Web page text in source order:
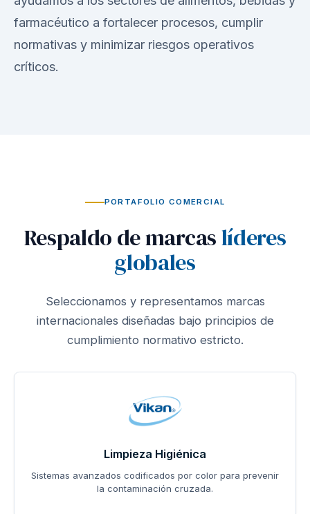
farmacéutico a fortalecer procesos, cumplir
normativas y minimizar riesgos operativos
críticos.
PORTAFOLIO COMERCIAL
Respaldo de marcaslíderes
globales
Seleccionamos y representamos marcas
internacionales diseñadas bajo principios de
cumplimiento normativo estricto.
Limpieza Higiénica
Sistemas avanzados codificados por color para prevenir
la contaminación cruzada.